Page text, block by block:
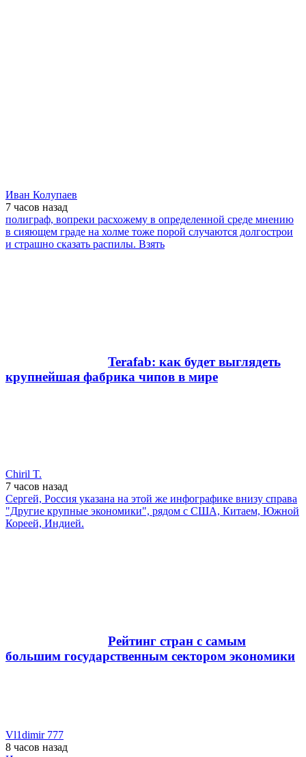
Иван Колупаев
7 часов назад
полиграф, вопреки расхожему в определенной среде мнению
в сияющем граде на холме тоже порой случаются долгострои
и страшно сказать распилы. Взять
Terafab: как будет выглядеть
крупнейшая фабрика чипов в мире
Chiril T.
7 часов назад
Cергей, Россия указана на этой же инфографике внизу справа
"Другие крупные экономики", рядом с США, Китаем, Южной
Кореей, Индией.
Рейтинг стран с самым
большим государственным сектором экономики
Vl1dimir 777
8 часов назад